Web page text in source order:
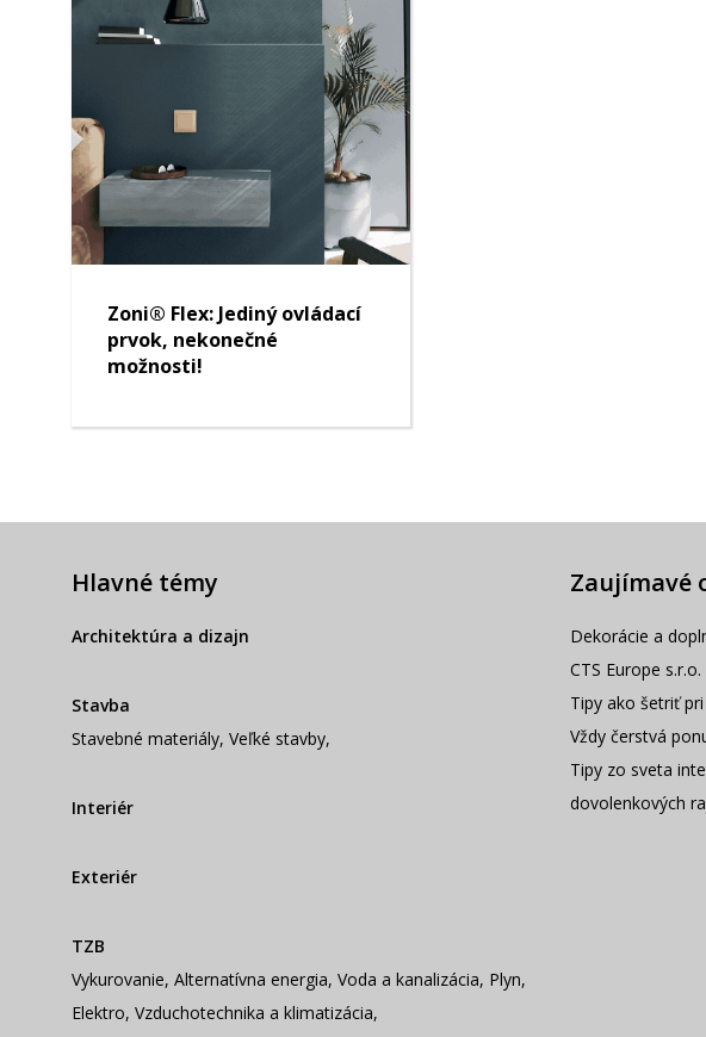
Zoni® Flex: Jediný ovládací
prvok, nekonečné
možnosti!
Hlavné témy
Architektúra a dizajn
Stavba
Stavebné materiály, Veľké stavby,
Interiér
Exteriér
TZB
Vykurovanie, Alternatívna energia, Voda a kanalizácia, Plyn,
Elektro, Vzduchotechnika a klimatizácia,
Zaujímavé
Dekorácie a
CTS Europe s.r.o.
Tipy ako šetriť
Vždy čerstvá
Tipy zo sveta
dovolenkových